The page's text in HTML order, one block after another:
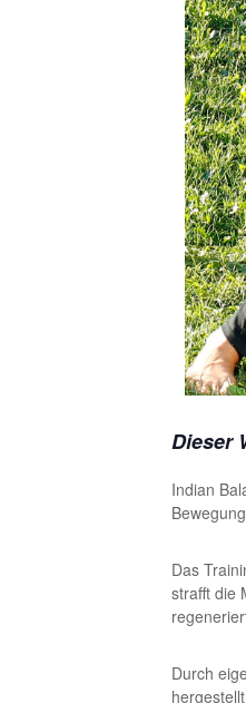
Dieser
Indian
Das
strafft die
Durch